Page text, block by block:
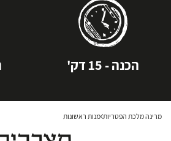
הכנה - 15 דק'
מרינה מלכת הפטריות מנות ראשונות